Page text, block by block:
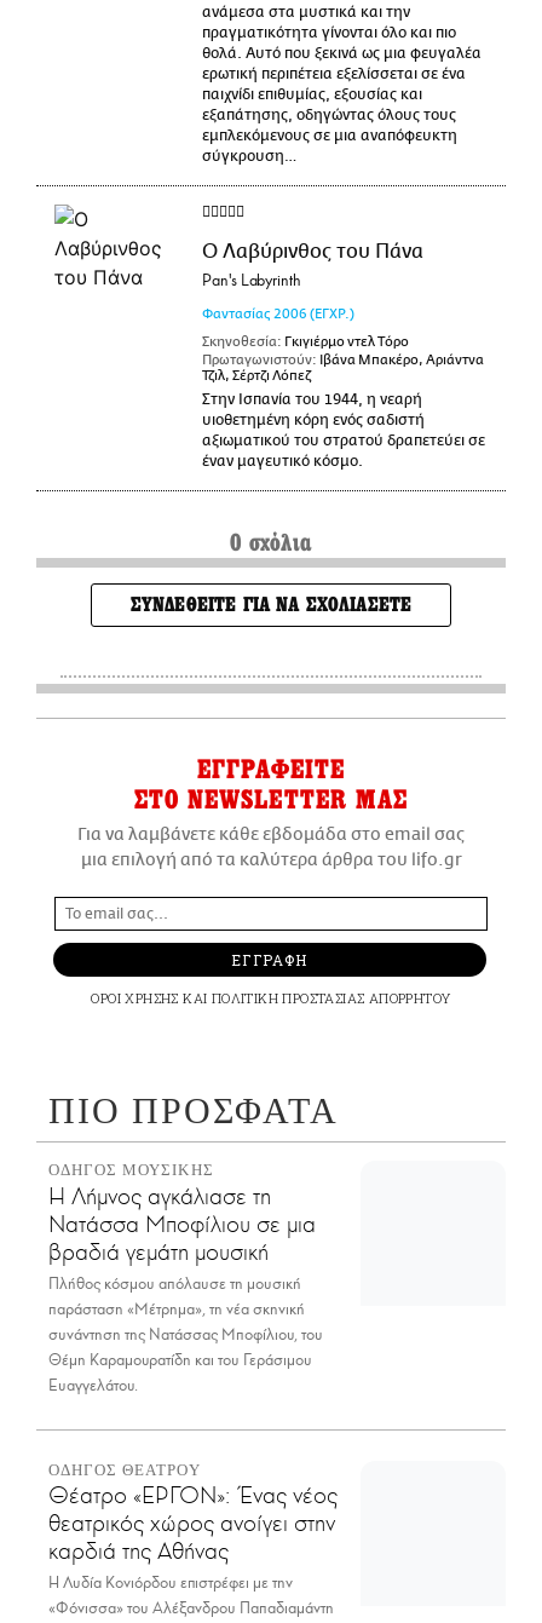
ανάμεσα στα μυστικά και την
πραγματικότητα γίνονται όλο και πιο
θολά. Αυτό που ξεκινά ως μια φευγαλέα
ερωτική περιπέτεια εξελίσσεται σε ένα
παιχνίδι επιθυμίας, εξουσίας και
εξαπάτησης, οδηγώντας όλους τους
εμπλεκόμενους σε μια αναπόφευκτη
σύγκρουση…
Ο Λαβύρινθος του Πάνα
Pan's Labyrinth
Φαντασίας 2006 (ΕΓΧΡ.)
Σκηνοθεσία: Γκιγιέρμο ντελ Τόρο
Πρωταγωνιστούν: Ιβάνα Μπακέρο, Αριάντνα
Τζιλ, Σέρτζι Λόπεζ
Στην Ισπανία του 1944, η νεαρή
υιοθετημένη κόρη ενός σαδιστή
αξιωματικού του στρατού δραπετεύει σε
έναν μαγευτικό κόσμο.
0 σχόλια
ΣΥΝΔΕΘΕΙΤΕ ΓΙΑ ΝΑ ΣΧΟΛΙΑΣΕΤΕ
ΕΓΓΡΑΦΕΙΤΕ
ΣΤΟ NEWSLETTER ΜΑΣ
Για να λαμβάνετε κάθε εβδομάδα στο email σας
μια επιλογή από τα καλύτερα άρθρα του lifo.gr
ΕΓΓΡΑΦΗ
ΟΡΟΙ ΧΡΗΣΗΣ ΚΑΙ ΠΟΛΙΤΙΚΗ ΠΡΟΣΤΑΣΙΑΣ ΑΠΟΡΡΗΤΟΥ
ΠΙΟ ΠΡΟΣΦΑΤΑ
ΟΔΗΓΟΣ ΜΟΥΣΙΚΗΣ
Η Λήμνος αγκάλιασε τη
Νατάσσα Μποφίλιου σε μια
βραδιά γεμάτη μουσική
Πλήθος κόσμου απόλαυσε τη μουσική
παράσταση «Μέτρημα», τη νέα σκηνική
συνάντηση της Νατάσσας Μποφίλιου, του
Θέμη Καραμουρατίδη και του Γεράσιμου
Ευαγγελάτου.
ΟΔΗΓΟΣ ΘΕΑΤΡΟΥ
Θέατρο «ΕΡΓΟΝ»: Ένας νέος
θεατρικός χώρος ανοίγει στην
καρδιά της Αθήνας
Η Λυδία Κονιόρδου επιστρέφει με την
«Φόνισσα» του Αλέξανδρου Παπαδιαμάντη